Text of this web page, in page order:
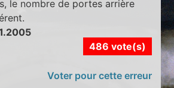
le nombre de portes arrière
486 vote(s)
Voter pour cette erreur